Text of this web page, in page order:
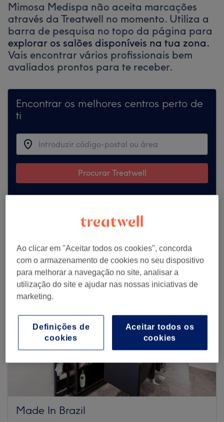
Mimosa Medispa não aceita marcações
através da Treatwell no momento. Utiliza a
barra de pesquisa no topo da página para
explorar os salões disponíveis na tua zona.
Vais encontrar vários profissionais bem
avaliados prontos para te receber.
Encontrar os melhores centros perto de
ti
Procurar Treatwell
Procurar mais centros
Made In Brazil
Ao clicar em "Aceitar todos os cookies", concorda
com o armazenamento de cookies no seu dispositivo
para melhorar a navegação no site, analisar a
utilização do site e ajudar nas nossas iniciativas de
marketing.
Aceitar todos os
cookies
Definições de
cookies